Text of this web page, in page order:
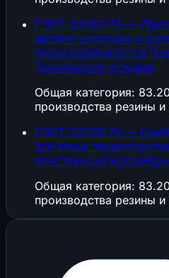
ГОСТ 22082-76 —
детали-заготовки и
литья термопластов
Технические условия
Общая категория:
производства резины и
ГОСТ 22076-76 —
для литья
Конструкция и размеры
Общая категория:
производства резины и